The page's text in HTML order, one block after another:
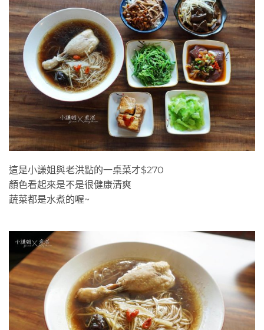
這是小謙姐與老洪點的一桌菜才$270
顏色看起來是不是很健康清爽
蔬菜都是水煮的喔~